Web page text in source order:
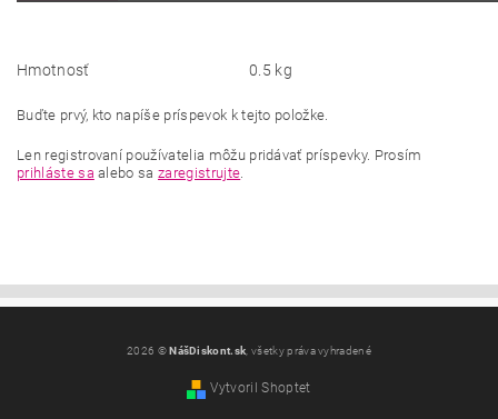
Hmotnosť 0.5 kg
Buďte prvý, kto napíše príspevok k tejto položke.
Len registrovaní používatelia môžu pridávať príspevky. Prosím
prihláste sa alebo sazaregistrujte.
2026 ©NášDiskont.sk , všetky práva vyhradené
Vytvoril Shoptet